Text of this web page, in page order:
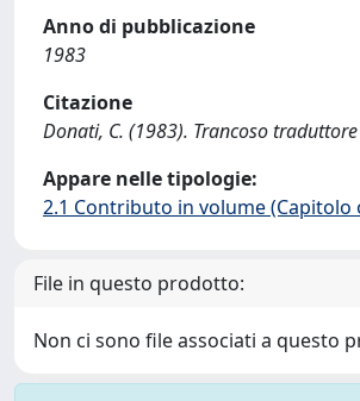
Anno di pubblicazione
1983
Citazione
Donati, C. (1983). Trancoso
Appare nelle tipologie:
2.1 Contributo in volume (Capitolo
File in questo prodotto:
Non ci sono file associati a questo